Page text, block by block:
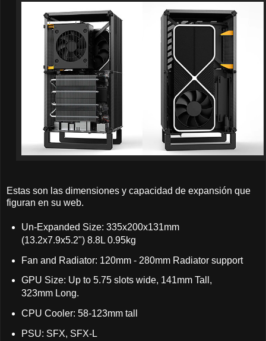
Estas son las dimensiones y capacidad de expansión que
figuran en su web.
Un-Expanded Size: 335x200x131mm
(13.2x7.9x5.2") 8.8L 0.95kg
Fan and Radiator: 120mm - 280mm Radiator support
GPU Size: Up to 5.75 slots wide, 141mm Tall,
323mm Long.
CPU Cooler: 58-123mm tall
PSU: SFX, SFX-L